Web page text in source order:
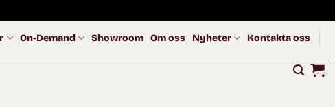
On-Demand Showroom Om oss Nyheter Kontakta oss